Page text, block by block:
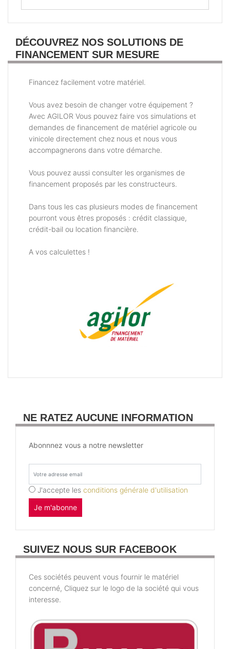
DÉCOUVREZ NOS SOLUTIONS DE
FINANCEMENT SUR MESURE
Financez facilement votre matériel.
Vous avez besoin de changer votre équipement ?
Avec AGILOR Vous pouvez faire vos simulations et
demandes de financement de matériel agricole ou
vinicole directement chez nous et nous vous
accompagnerons dans votre démarche.
Vous pouvez aussi consulter les organismes de
financement proposés par les constructeurs.
Dans tous les cas plusieurs modes de financement
pourront vous êtres proposés : crédit classique,
crédit-bail ou location financière.
A vos calculettes !
NE RATEZ AUCUNE INFORMATION
Abonnnez vous a notre newsletter
J'accepte les conditions générale d'utilisation
Je m'abonne
SUIVEZ NOUS SUR FACEBOOK
Ces sociétés peuvent vous fournir le matériel
concerné, Cliquez sur le logo de la société qui vous
interesse.